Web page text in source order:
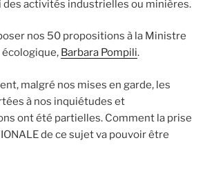
sur
protection
des
des activités industrielles ou minières.
nos 50 propositions à la Ministre
Barbara Pompili.
malgré nos mises en garde, les
à nos inquiétudes et
ont été partielles. Comment la prise
de ce sujet va pouvoir être